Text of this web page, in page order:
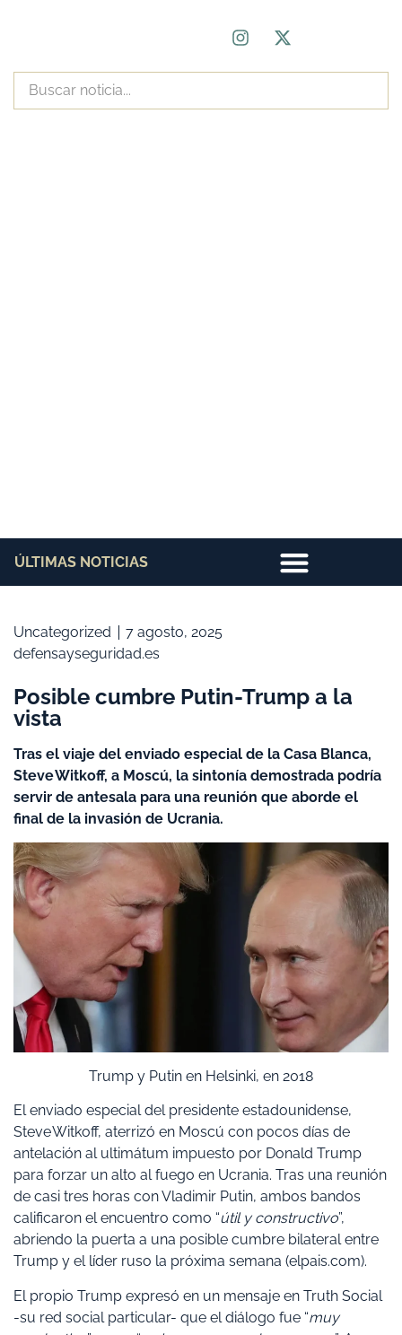
ÚLTIMAS NOTICIAS
Uncategorized
7 agosto, 2025
defensayseguridad.es
Posible cumbre Putin-Trump a la
vista
Tras el viaje del enviado especial de la Casa Blanca,
Steve Witkoff, a Moscú, la sintonía demostrada podría
servir de antesala para una reunión que aborde el
final de la invasión de Ucrania.
Trump y Putin en Helsinki, en 2018
El enviado especial del presidente estadounidense,
Steve Witkoff, aterrizó en Moscú con pocos días de
antelación al ultimátum impuesto por Donald Trump
para forzar un alto al fuego en Ucrania. Tras una reunión
de casi tres horas con Vladimir Putin, ambos bandos
calificaron el encuentro como “útil y constructivo”,
abriendo la puerta a una posible cumbre bilateral entre
Trump y el líder ruso la próxima semana (elpais.com).
El propio Trump expresó en un mensaje en Truth Social
-su red social particular- que el diálogo fue “muy